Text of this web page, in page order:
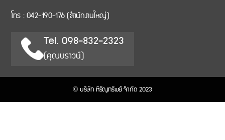
โทร :042-190-176(สำนักงานใหญ่)
Tel. 098-832-2323
(คุณบราวน์)
© บริษัท หิรัญทรัพย์ จำกัด 2023